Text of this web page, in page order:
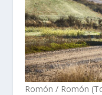
Romón / Romón